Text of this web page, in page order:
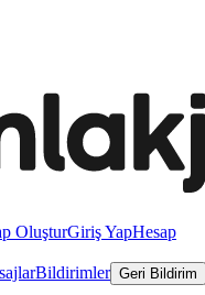
OluşturGiriş YapHesap
Bildirimler Geri Bildirim